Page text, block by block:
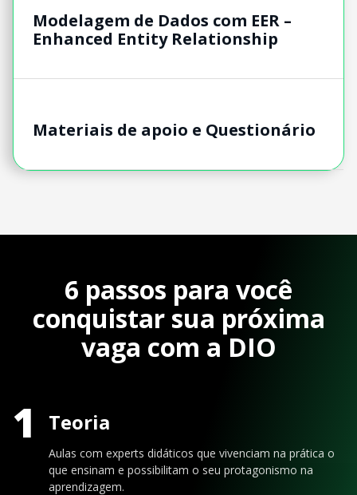
Modelagem de Dados com EER –
Enhanced Entity Relationship
Materiais de apoio e Questionário
6 passos para você
conquistar sua próxima
vaga com a DIO
1 Teoria
Aulas com experts didáticos que vivenciam na prática o
que ensinam e possibilitam o seu protagonismo na
aprendizagem.